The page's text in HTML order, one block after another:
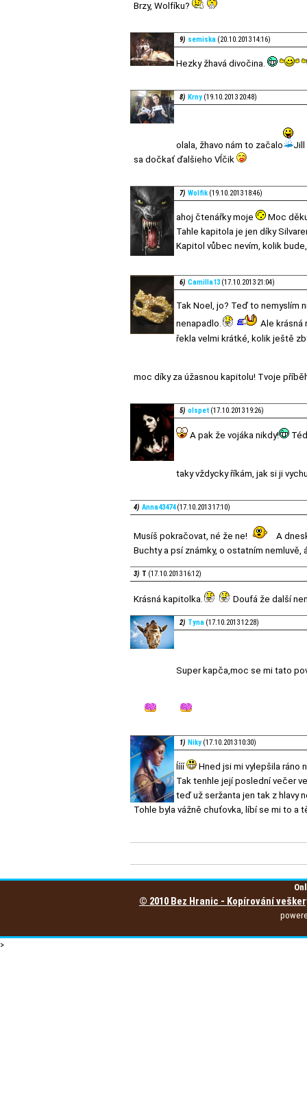
Brzy, Wolfíku?
9) semiska (20.10.2013 14:16)
Hezky žhavá divočina.
8) Krny (19.10.2013 20:48)
olala, žhavo nám to začalo
Jill
sa dočkať ďalšieho Vĺčik
7) Wolfik (19.10.2013 18:46)
ahoj čtenářky moje
Moc
Tahle kapitola je jen díky
Kapitol vůbec nevím, kolik
6) Camilla13(17.10.2013 21:04)
Tak Noel, jo? Teď to nemyslím
nenapadlo.
Ale krásná
řekla velmi krátké, kolik ještě
moc díky za úžasnou kapitolu! Tvoje
5) olspet (17.10.2013 19:26)
A pak že vojáka nikdy!
taky vždycky říkám, jak si ji
4) Anna43474(17.10.2013 17:10)
Musíš pokračovat, né že ne!
A
Buchty a psí známky, o ostatním nemluvě,
3) T (17.10.2013 16:12)
Krásná kapitolka. Doufá že další
2) Tyna (17.10.2013 12:28)
Super kapča,moc se mi tato
1) Niky (17.10.2013 10:30)
Íííí
Hned jsi mi vylepšila ráno
Tak tenhle její poslední večer
teď už seržanta jen tak z hlavy
Tohle byla vážně chuťovka, líbí se mi to a
© 2010 Bez Hranic - Kopírování
>